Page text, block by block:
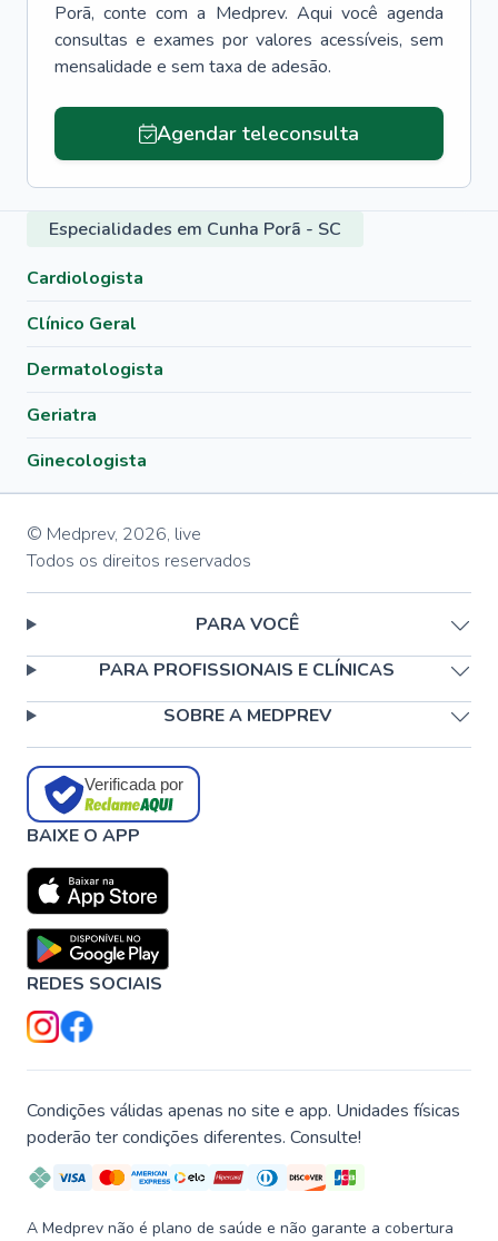
Porã, conte com a Medprev. Aqui você agenda
consultas e exames por valores acessíveis, sem
mensalidade e sem taxa de adesão.
Agendar teleconsulta
Especialidades em Cunha Porã - SC
Cardiologista
Clínico Geral
Dermatologista
Geriatra
Ginecologista
© Medprev, 2026, live
Todos os direitos reservados
PARA VOCÊ
PARA PROFISSIONAIS E CLÍNICAS
SOBRE A MEDPREV
Verificada por
BAIXE O APP
REDES SOCIAIS
Condições válidas apenas no site e app. Unidades físicas
poderão ter condições diferentes. Consulte!
A Medprev não é plano de saúde e não garante a cobertura